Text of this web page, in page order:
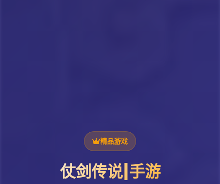
精品游戏
仗剑传说|手游